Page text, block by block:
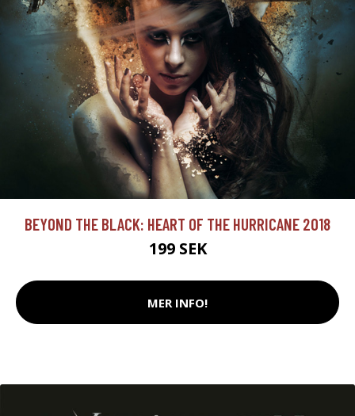
BEYOND THE BLACK: HEART OF THE HURRICANE 2018
199 SEK
MER INFO!